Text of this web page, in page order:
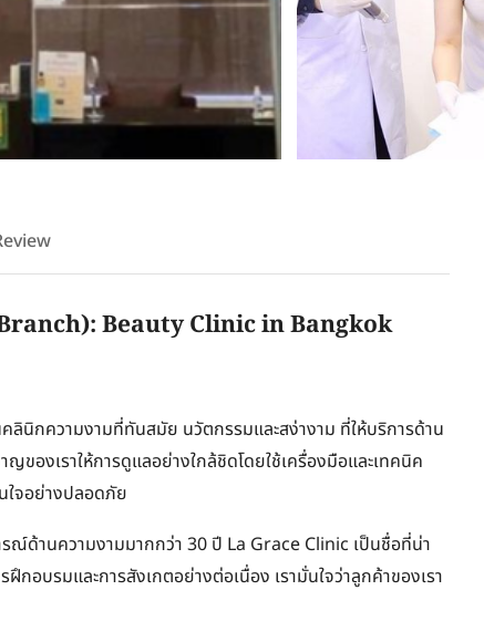
Beauty Clinic in Bangkok
นิกความงามที่ทันสมัย นวัตกรรมและสง่างาม ที่ให้บริการด้าน
องเราให้การดูแลอย่างใกล้ชิดโดยใช้เครื่องมือและเทคนิค
ใจอย่างปลอดภัย
ด้านความงามมากกว่า 30 ปี La Grace Clinic เป็นชื่อที่น่า
ฝึกอบรมและการสังเกตอย่างต่อเนื่อง เรามั่นใจว่าลูกค้าของเรา